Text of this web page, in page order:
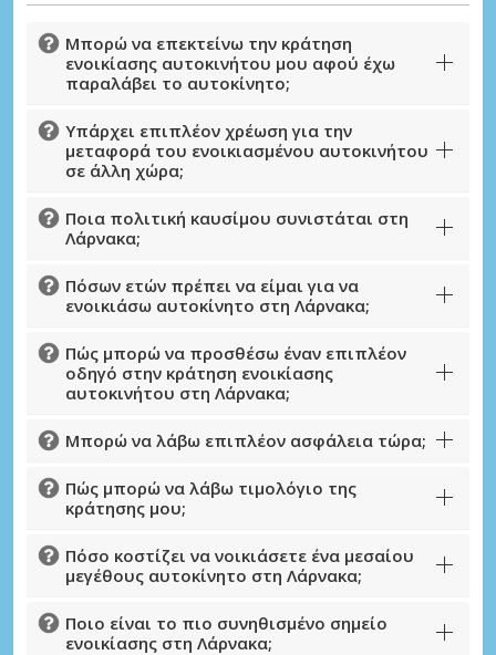
Μπορώ να επεκτείνω την κράτηση
ενοικίασης αυτοκινήτου μου αφού έχω
παραλάβει το αυτοκίνητο;
Υπάρχει επιπλέον χρέωση για την
μεταφορά του ενοικιασμένου αυτοκινήτου
σε άλλη χώρα;
Ποια πολιτική καυσίμου συνιστάται στη
Λάρνακα;
Πόσων ετών πρέπει να είμαι για να
ενοικιάσω αυτοκίνητο στη Λάρνακα;
Πώς μπορώ να προσθέσω έναν επιπλέον
οδηγό στην κράτηση ενοικίασης
αυτοκινήτου στη Λάρνακα;
Μπορώ να λάβω επιπλέον ασφάλεια τώρα;
Πώς μπορώ να λάβω τιμολόγιο της
κράτησης μου;
Πόσο κοστίζει να νοικιάσετε ένα μεσαίου
μεγέθους αυτοκίνητο στη Λάρνακα;
Ποιο είναι το πιο συνηθισμένο σημείο
ενοικίασης στη Λάρνακα;
Μεγάλες εξοικονομήσεις
Αποκτήστε πρόσβαση σε αποκλειστικές
προσφορές συνεργατών